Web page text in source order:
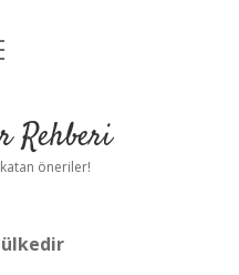
Rehberi
katan öneriler!
ülkedir